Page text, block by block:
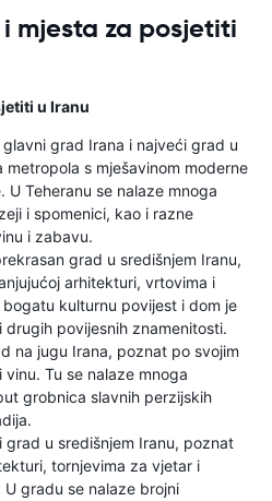
mjesta za posjetiti
u Iranu
glavni grad Irana i najveći grad u
metropola s mješavinom moderne
U Teheranu se nalaze mnoga
i spomenici, kao i razne
i zabavu.
grad u središnjem Iranu,
arhitekturi, vrtovima i
kulturnu povijest i dom je
drugih povijesnih znamenitosti.
na jugu Irana, poznat po svojim
Tu se nalaze mnoga
grobnica slavnih perzijskih
grad u središnjem Iranu, poznat
tornjevima za vjetar i
gradu se nalaze brojni